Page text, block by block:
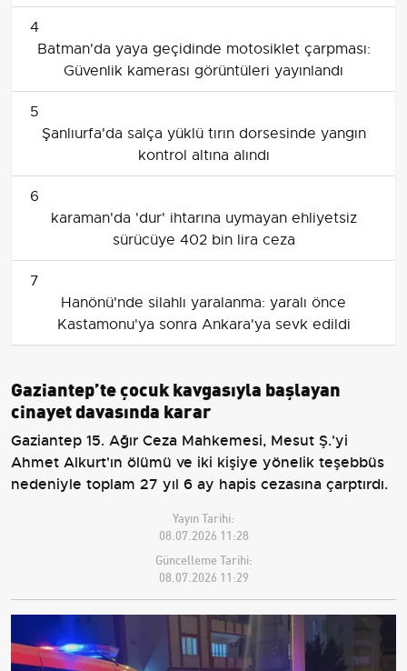
4
Batman'da yaya geçidinde motosiklet çarpması:
Güvenlik kamerası görüntüleri yayınlandı
5
Şanlıurfa'da salça yüklü tırın dorsesinde yangın
kontrol altına alındı
6
karaman'da 'dur' ihtarına uymayan ehliyetsiz
sürücüye 402 bin lira ceza
7
Hanönü'nde silahlı yaralanma: yaralı önce
Kastamonu'ya sonra Ankara'ya sevk edildi
Gaziantep’te çocuk kavgasıyla başlayan
cinayet davasında karar
Gaziantep 15. Ağır Ceza Mahkemesi, Mesut Ş.'yi
Ahmet Alkurt'ın ölümü ve iki kişiye yönelik teşebbüs
nedeniyle toplam 27 yıl 6 ay hapis cezasına çarptırdı.
Yayın Tarihi:
08.07.2026 11:28
Güncelleme Tarihi:
08.07.2026 11:29